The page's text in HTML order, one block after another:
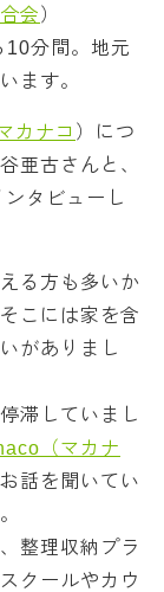
会 ）
10分間。地元
ます。
カナコ ）につ
亜古さんと、
タビューし
る方も多いか
こには家を含
がありまし
滞していまし
（マカナ
話を聞いてい
整理収納プラ
クールやカウ